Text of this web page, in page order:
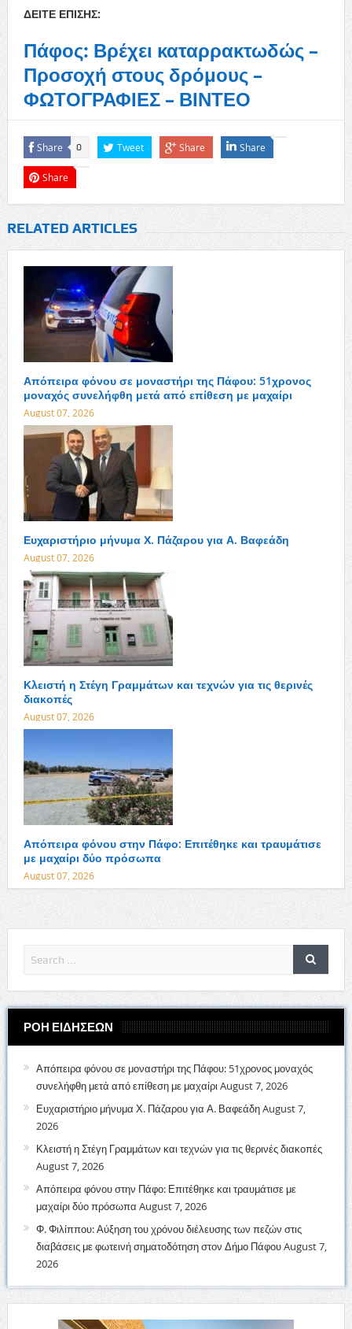
ΔΕΙΤΕ ΕΠΙΣΗΣ:
Πάφος: Βρέχει καταρρακτωδώς –
Προσοχή στους δρόμους –
ΦΩΤΟΓΡΑΦΙΕΣ – ΒΙΝΤΕΟ
Share 0 Tweet Share Share
Share
RELATED ARTICLES
Απόπειρα φόνου σε μοναστήρι της Πάφου: 51χρονος
μοναχός συνελήφθη μετά από επίθεση με μαχαίρι
August 07, 2026
Ευχαριστήριο μήνυμα Χ. Πάζαρου για Α. Βαφεάδη
August 07, 2026
Κλειστή η Στέγη Γραμμάτων και τεχνών για τις θερινές
διακοπές
August 07, 2026
Απόπειρα φόνου στην Πάφο: Επιτέθηκε και τραυμάτισε
με μαχαίρι δύο πρόσωπα
August 07, 2026
ΡΟΗ ΕΙΔΗΣΕΩΝ
Απόπειρα φόνου σε μοναστήρι της Πάφου: 51χρονος μοναχός
συνελήφθη μετά από επίθεση με μαχαίριAugust 7, 2026
Ευχαριστήριο μήνυμα Χ. Πάζαρου για Α. ΒαφεάδηAugust 7,
2026
Κλειστή η Στέγη Γραμμάτων και τεχνών για τις θερινές διακοπές
August 7, 2026
Απόπειρα φόνου στην Πάφο: Επιτέθηκε και τραυμάτισε με
μαχαίρι δύο πρόσωπα August 7, 2026
Φ. Φιλίππου: Αύξηση του χρόνου διέλευσης των πεζών στις
διαβάσεις με φωτεινή σηματοδότηση στον Δήμο ΠάφουAugust 7,
2026